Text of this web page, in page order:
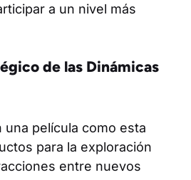
a un nivel más
de las Dinámicas
una película como esta
para la exploración
entre nuevos